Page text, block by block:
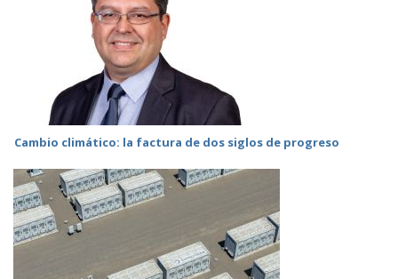
Cambio climático: la factura de dos siglos de progreso